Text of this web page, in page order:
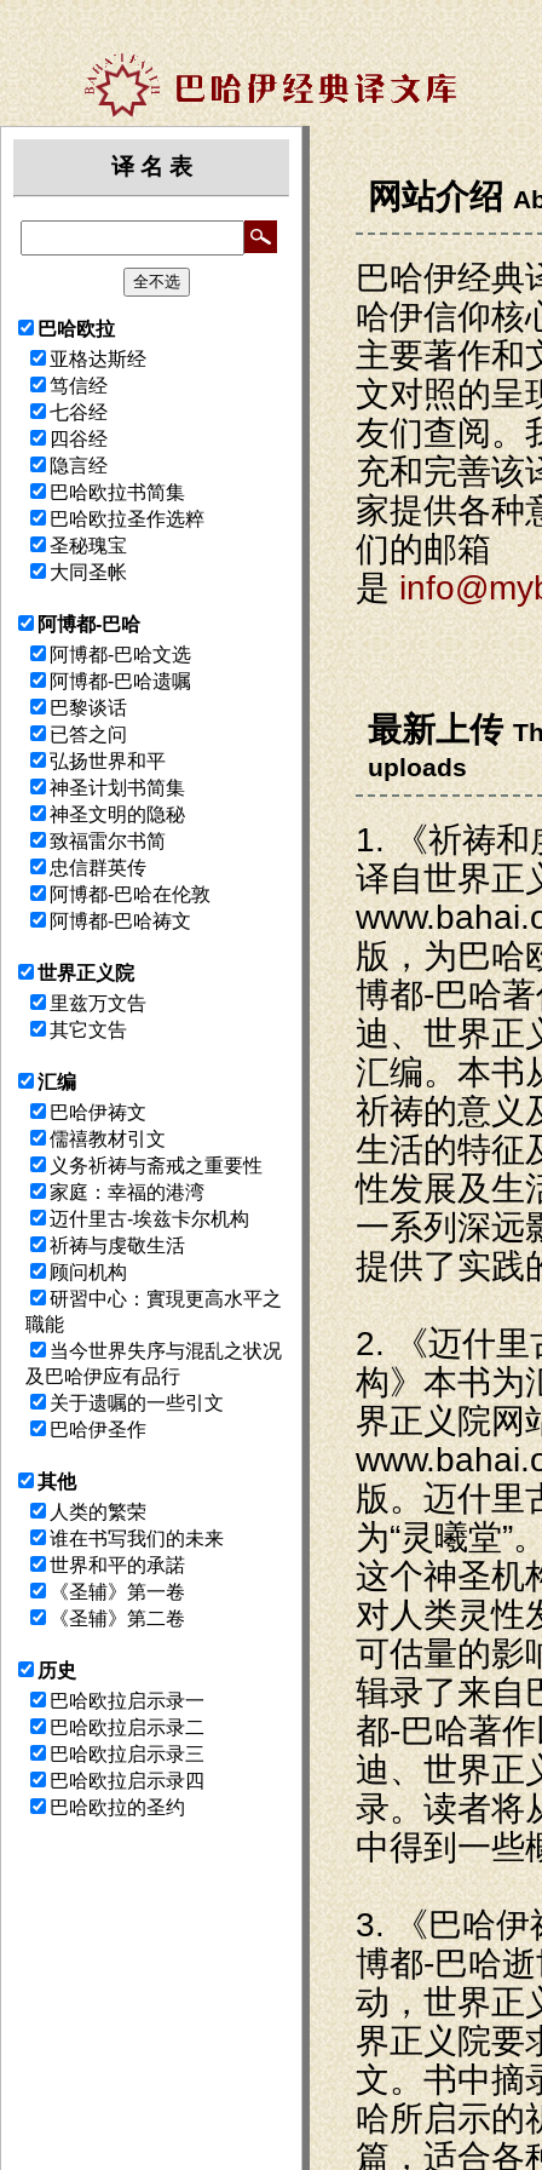
网站介绍
巴哈伊经典
哈伊信仰核
主要著作和
文对照的呈
友们查阅。
充和完善该
家提供各种
们的邮箱
是
最新上传
uploads
1. 《祈祷和
译自世界正
版，为巴哈
博都-巴哈
迪、世界正
汇编。本书
祈祷的意义
生活的特征
性发展及生
一系列深远
提供了实践
2. 《迈什里
构》本书为
界正义院网
版。迈什里
为“灵曦堂”
这个神圣机
对人类灵性
可估量的影
辑录了来自
都-巴哈著
迪、世界正
录。读者将
中得到一些
3. 《巴哈伊
博都-巴哈
动，世界正
界正义院要
文。书中摘
哈所启示的
篇，适合各
译 名 表
巴哈欧拉
亚格达斯经
笃信经
七谷经
四谷经
隐言经
巴哈欧拉书简集
巴哈欧拉圣作选粹
圣秘瑰宝
大同圣帐
阿博都-巴哈
阿博都-巴哈文选
阿博都-巴哈遗嘱
巴黎谈话
已答之问
弘扬世界和平
神圣计划书简集
神圣文明的隐秘
致福雷尔书简
忠信群英传
阿博都-巴哈在伦敦
阿博都-巴哈祷文
世界正义院
里兹万文告
其它文告
汇编
巴哈伊祷文
儒禧教材引文
义务祈祷与斋戒之重要性
家庭：幸福的港湾
迈什里古-埃兹卡尔机构
祈祷与虔敬生活
顾问机构
研習中心：實現更高水平之
職能
当今世界失序与混乱之状况
及巴哈伊应有品行
关于遗嘱的一些引文
巴哈伊圣作
其他
人类的繁荣
谁在书写我们的未来
世界和平的承諾
《圣辅》第一卷
《圣辅》第二卷
历史
巴哈欧拉启示录一
巴哈欧拉启示录二
巴哈欧拉启示录三
巴哈欧拉启示录四
巴哈欧拉的圣约